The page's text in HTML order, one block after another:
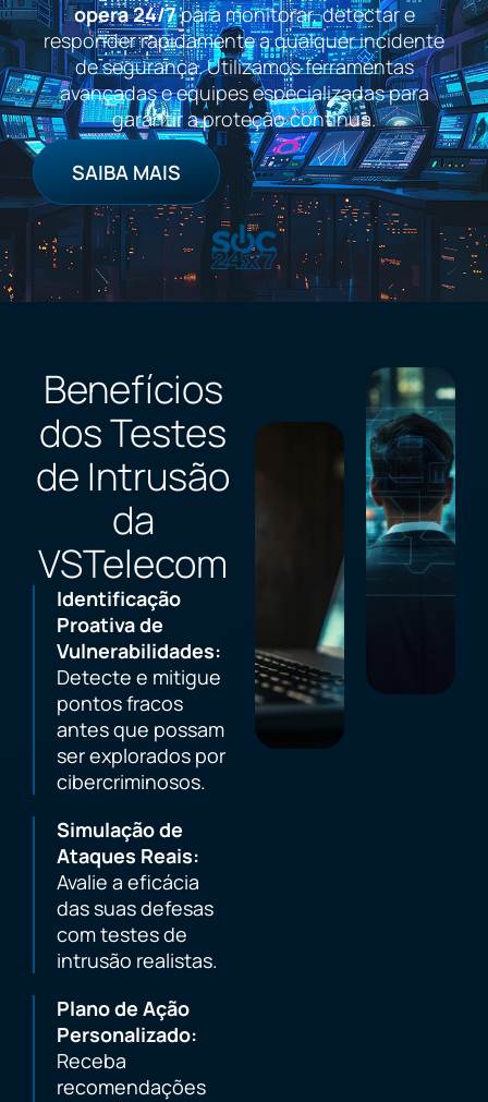
opera 24/7para monitorar, detectar e
responder rapidamente a qualquer incidente
de segurança. Utilizamos ferramentas
avançadas e equipes especializadas para
garantir a proteção contínua.
SAIBA MAIS
Benefícios
dos Testes
de Intrusão
da
VSTelecom
Identificação
Proativa de
Vulnerabilidades:
Detecte e mitigue
pontos fracos
antes que possam
ser explorados por
cibercriminosos.
Simulação de
Ataques Reais:
Avalie a eficácia
das suas defesas
com testes de
intrusão realistas.
Plano de Ação
Personalizado:
Receba
recomendações